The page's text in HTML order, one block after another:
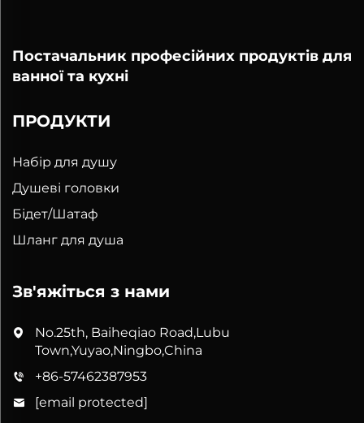
Постачальник професійних продуктів для
ванної та кухні
ПРОДУКТИ
Набір для душу
Душеві головки
Бідет/Шатаф
Шланг для душа
Зв'яжіться з нами
No.25th, Baiheqiao Road,Lubu
Town,Yuyao,Ningbo,China
+86-57462387953
[email protected]